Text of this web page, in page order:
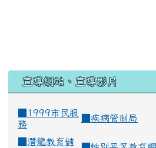
宣導網站、宣導影片
■1999市民服
務
疾病管制局
潛龍教育儲